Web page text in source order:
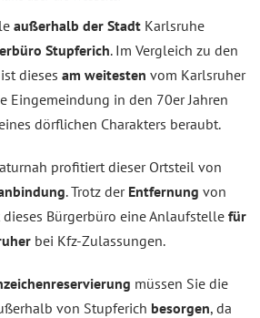
außerhalb der Stadt Karlsruhe
Stupferich. Im Vergleich zu den
dieses am weitesten vom Karlsruher
Eingemeindung in den 70er Jahren
dörflichen Charakters beraubt.
profitiert dieser Ortsteil von
. Trotz der Entfernung von
dieses Bürgerbüro eine Anlaufstelle für
bei Kfz-Zulassungen.
müssen Sie die
von Stupferich besorgen, da